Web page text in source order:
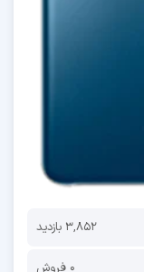
3,852 بازدید
0 فروش